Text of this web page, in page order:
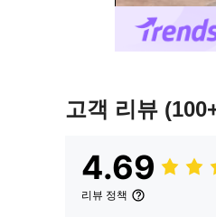
고객 리뷰
4.69
리뷰 정책